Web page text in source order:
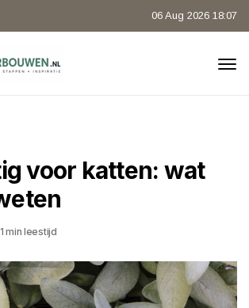
06 Aug 2026 18:07
voor katten: wat
1 min leestijd